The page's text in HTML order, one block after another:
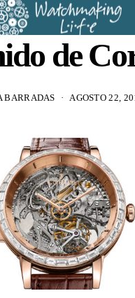
de
BARRADAS AGOSTO 22,